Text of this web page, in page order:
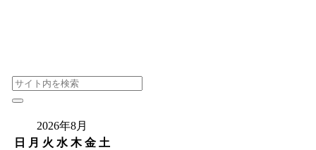
2026年8月
日
月 火 水 木 金 土